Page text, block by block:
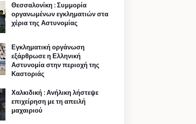
Θεσσαλονίκη : Συμμορία
οργανωμένων εγκληματιών στα
χέρια της Αστυνομίας
Εγκληματική οργάνωση
εξάρθρωσε η Ελληνική
Αστυνομία στην περιοχή της
Καστοριάς
Χαλκιδική : Ανήλικη λήστεψε
επιχείρηση με τη απειλή
μαχαιριού